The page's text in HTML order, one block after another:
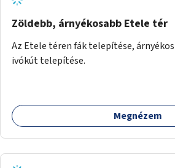
Zöldebb, árnyékosabb Etele tér
Az Etele téren fák telepítése,
ivókút telepítése.
Megnézem